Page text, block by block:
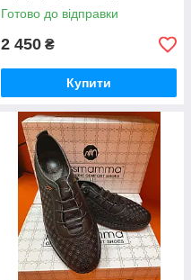
Готово до відправки
2 450 ₴
Купити